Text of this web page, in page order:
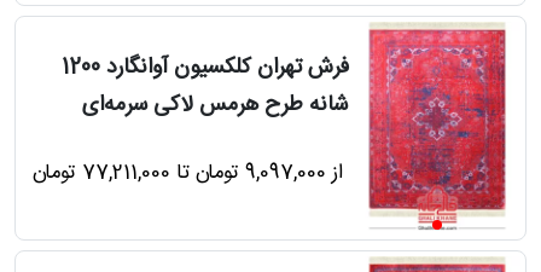
فرش تهران کلکسیون آوانگارد 1200
شانه طرح هرمس لاکی سرمه‌ای
از 9,097,000 تومان تا 77,211,000 تومان